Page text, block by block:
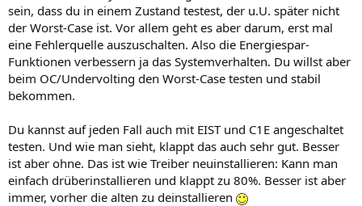
sein, dass du in einem Zustand testest, der u.U. später nicht
der Worst-Case ist. Vor allem geht es aber darum, erst mal
eine Fehlerquelle auszuschalten. Also die Energiespar-
Funktionen verbessern ja das Systemverhalten. Du willst aber
beim OC/Undervolting den Worst-Case testen und stabil
bekommen.
Du kannst auf jeden Fall auch mit EIST und C1E angeschaltet
testen. Und wie man sieht, klappt das auch sehr gut. Besser
ist aber ohne. Das ist wie Treiber neuinstallieren: Kann man
einfach drüberinstallieren und klappt zu 80%. Besser ist aber
immer, vorher die alten zu deinstallieren